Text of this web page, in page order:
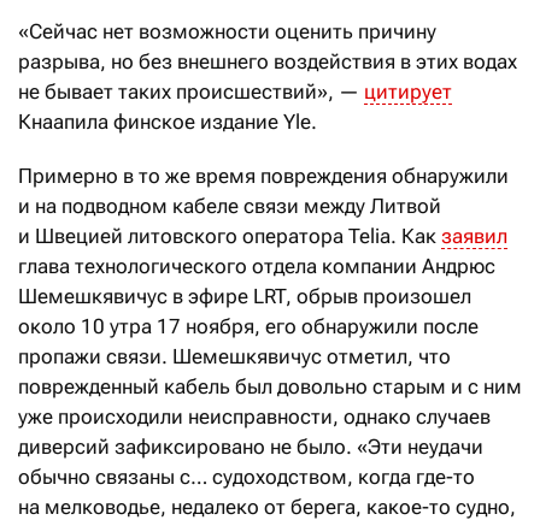
«Сейчас нет возможности оценить причину
разрыва, но без внешнего воздействия в этих водах
не бывает таких происшествий», — цитирует
Кнаапила финское издание Yle.
Примерно в то же время повреждения обнаружили
и на подводном кабеле связи между Литвой
и Швецией литовского оператора Telia. Как заявил
глава технологического отдела компании Андрюс
Шемешкявичус в эфире LRT, обрыв произошел
около 10 утра 17 ноября, его обнаружили после
пропажи связи. Шемешкявичус отметил, что
поврежденный кабель был довольно старым и с ним
уже происходили неисправности, однако случаев
диверсий зафиксировано не было. «Эти неудачи
обычно связаны с… судоходством, когда где-то
на мелководье, недалеко от берега, какое-то судно,